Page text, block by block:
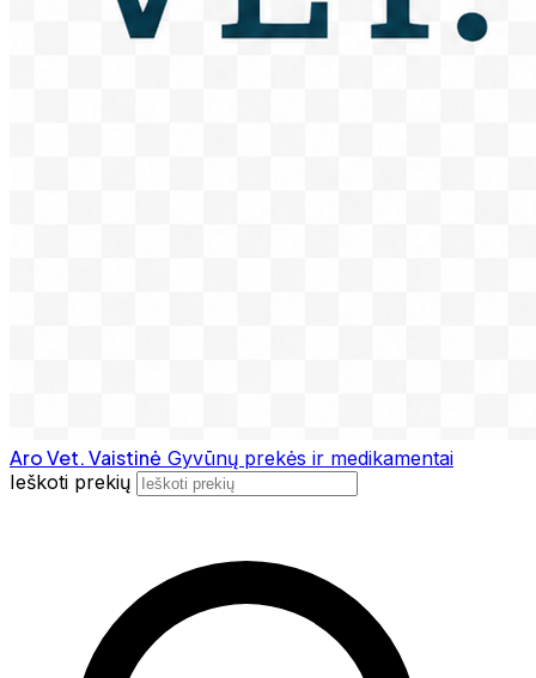
Aro Vet. Vaistinė Gyvūnų prekės ir medikamentai
Ieškoti prekių